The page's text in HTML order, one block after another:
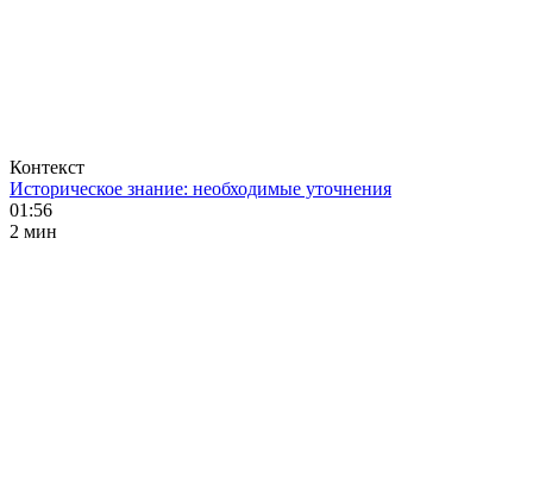
Контекст
Историческое знание: необходимые уточнения
01:56
2 мин